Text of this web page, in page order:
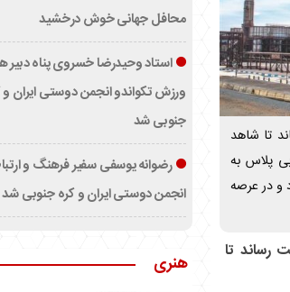
تا شاهد
پلاس به
و در عرصه
رساند تا
محافل جهانی خوش درخشید
استاد وحیدرضا خسروی پناه دبیر
ورزش تکواندو انجمن دوستی ایران و
جنوبی شد
رضوانه یوسفی سفیر فرهنگ و
انجمن دوستی ایران و کره جنوبی شد
هنری